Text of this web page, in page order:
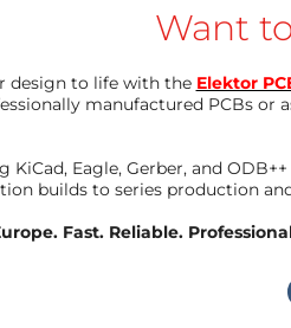
Want
design to life with the Elektor
manufactured PCBs or
KiCad, Eagle, Gerber, and
builds to series production
Fast. Reliable.